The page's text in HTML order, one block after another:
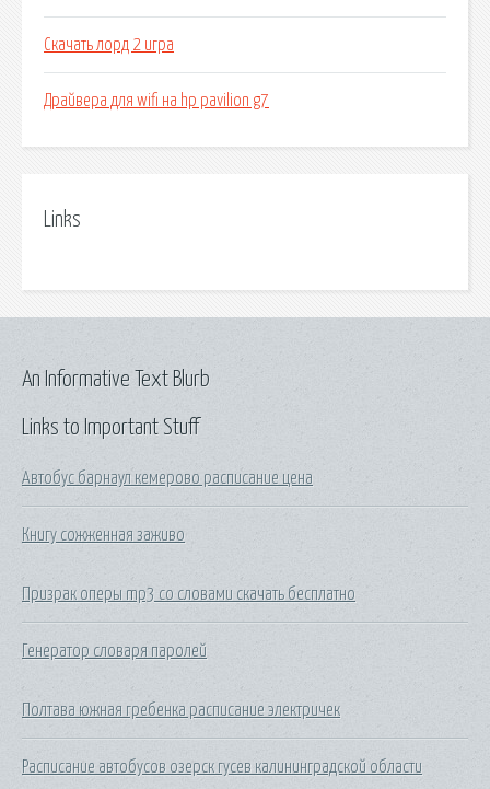
Скачать лорд 2 игра
Драйвера для wifi на hp pavilion g7
Links
Links to Important Stuff
Автобус барнаул кемерово расписание цена
Книгу сожженная заживо
Призрак оперы mp3 со словами скачать бесплатно
Генератор словаря паролей
Полтава южная гребенка расписание электричек
Расписание автобусов озерск гусев калининградской области
An Informative Text Blurb